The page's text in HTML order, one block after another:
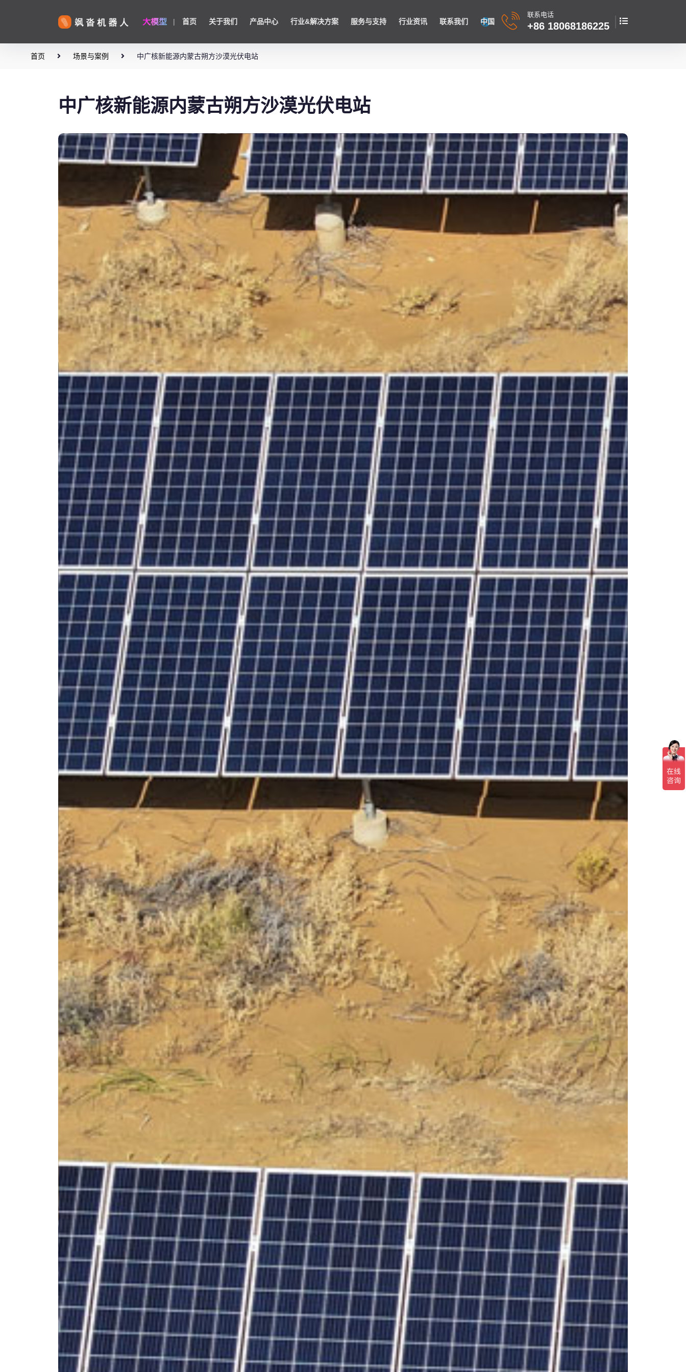
大模型 | 首页 关于我们 产品中心 行业&解决方案 服务与支持 行业资讯 联系我们 中国
联系电话
+86 18068186225
首页 场景与案例 中广核新能源内蒙古朔方沙漠光伏电站
中广核新能源内蒙古朔方沙漠光伏电站